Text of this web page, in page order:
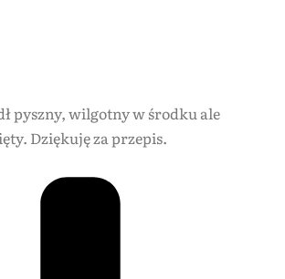
pyszny, wilgotny w środku ale
Dziękuję za przepis.